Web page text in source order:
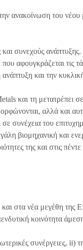
ανακοίνωση του νέου
και συνεχούς
αφουγκράζεται τις
και την
και τη μετατρέπει
αλλά και
συνέχεια του
βιομηχανική και
της και στις
στα νέα μεγέθη της
κοινότητα
συνέργειες, ii)